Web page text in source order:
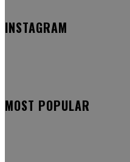
INSTAGRAM
MOST POPULAR